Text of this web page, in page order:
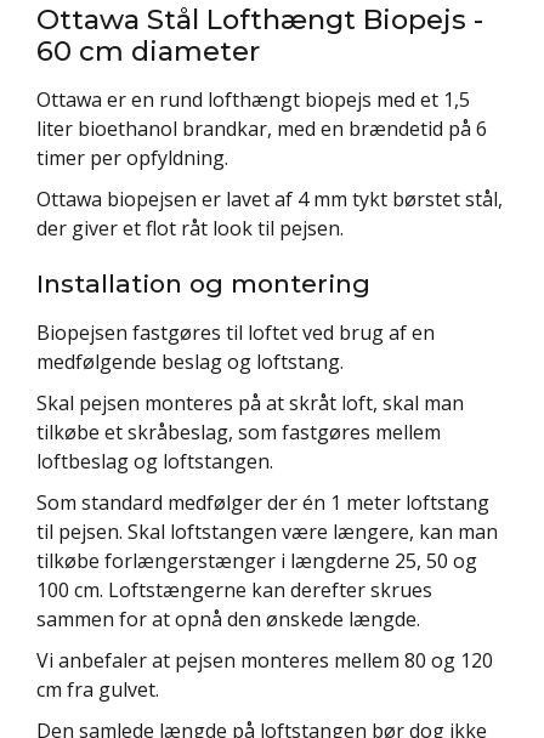
Ottawa Stål Lofthængt Biopejs -
60 cm diameter
Ottawa er en rund lofthængt biopejs med et 1,5
liter bioethanol brandkar, med en brændetid på 6
timer per opfyldning.
Ottawa biopejsen er lavet af 4 mm tykt børstet stål,
der giver et flot råt look til pejsen.
Installation og montering
Biopejsen fastgøres til loftet ved brug af en
medfølgende beslag og loftstang.
Skal pejsen monteres på at skråt loft, skal man
tilkøbe et skråbeslag, som fastgøres mellem
loftbeslag og loftstangen.
Som standard medfølger der én 1 meter loftstang
til pejsen. Skal loftstangen være længere, kan man
tilkøbe forlængerstænger i længderne 25, 50 og
100 cm. Loftstængerne kan derefter skrues
sammen for at opnå den ønskede længde.
Vi anbefaler at pejsen monteres mellem 80 og 120
cm fra gulvet.
Den samlede længde på loftstangen bør dog ikke